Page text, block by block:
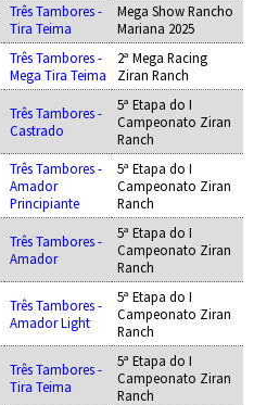
Três Tambores -
Tira Teima
Mega Show Rancho
Mariana 2025
Três Tambores -
Mega Tira Teima
2ª Mega Racing
Ziran Ranch
Três Tambores -
Castrado
5ª Etapa do I
Campeonato Ziran
Ranch
Três Tambores -
Amador
Principiante
5ª Etapa do I
Campeonato Ziran
Ranch
Três Tambores -
Amador
5ª Etapa do I
Campeonato Ziran
Ranch
Três Tambores -
Amador Light
5ª Etapa do I
Campeonato Ziran
Ranch
Três Tambores -
Tira Teima
5ª Etapa do I
Campeonato Ziran
Ranch